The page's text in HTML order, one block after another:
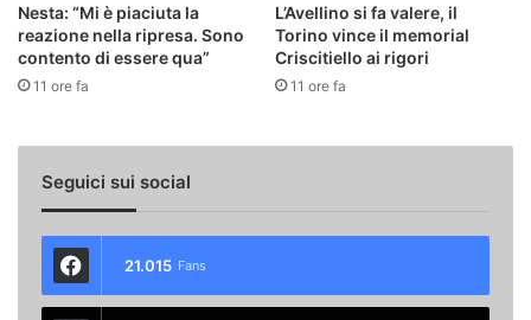
Nesta: “Mi è piaciuta la
reazione nella ripresa. Sono
contento di essere qua”
11 ore fa
L’Avellino si fa valere, il
Torino vince il memorial
Criscitiello ai rigori
11 ore fa
Seguici sui social
21.015 Fans